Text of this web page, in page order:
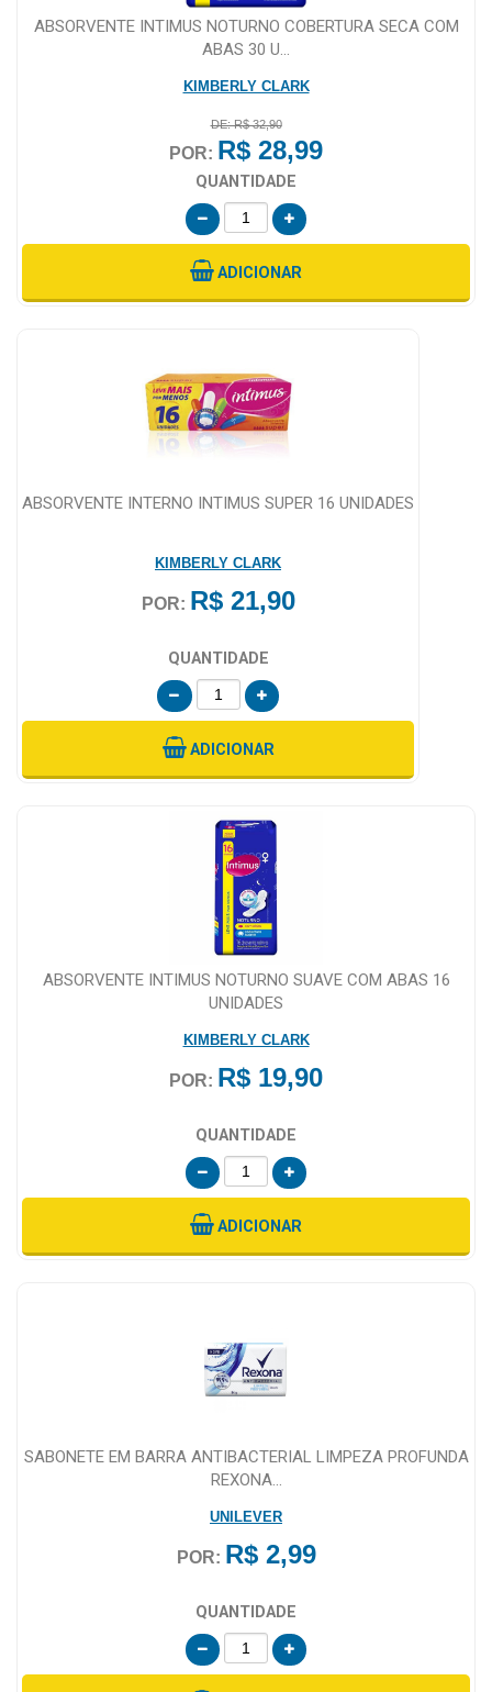
ABSORVENTE INTIMUS NOTURNO COBERTURA SECA COM
ABAS 30 U...
KIMBERLY CLARK
DE: R$ 32,90
POR: R$ 28,99
QUANTIDADE
ADICIONAR
ABSORVENTE INTERNO INTIMUS SUPER 16 UNIDADES
KIMBERLY CLARK
POR: R$ 21,90
QUANTIDADE
ADICIONAR
ABSORVENTE INTIMUS NOTURNO SUAVE COM ABAS 16
UNIDADES
KIMBERLY CLARK
POR: R$ 19,90
QUANTIDADE
ADICIONAR
SABONETE EM BARRA ANTIBACTERIAL LIMPEZA PROFUNDA
REXONA...
UNILEVER
POR: R$ 2,99
QUANTIDADE